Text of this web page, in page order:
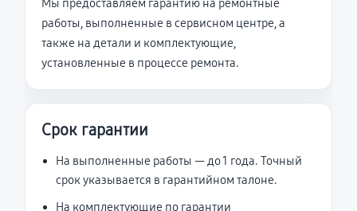
Мы предоставляем гарантию на ремонтные
работы, выполненные в сервисном центре, а
также на детали и комплектующие,
установленные в процессе ремонта.
Срок гарантии
На выполненные работы — до 1 года. Точный
срок указывается в гарантийном талоне.
На комплектующие по гарантии